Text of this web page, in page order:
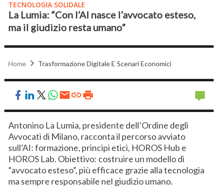
TECNOLOGIA SOLIDALE
La Lumia: “Con l’AI nasce l’avvocato esteso,
ma il giudizio resta umano”
Home Trasformazione Digitale E Scenari Economici
Antonino La Lumia, presidente dell’Ordine degli
Avvocati di Milano, racconta il percorso avviato
sull’AI: formazione, principi etici, HOROS Hub e
HOROS Lab. Obiettivo: costruire un modello di
“avvocato esteso”, più efficace grazie alla tecnologia
ma sempre responsabile nel giudizio umano.